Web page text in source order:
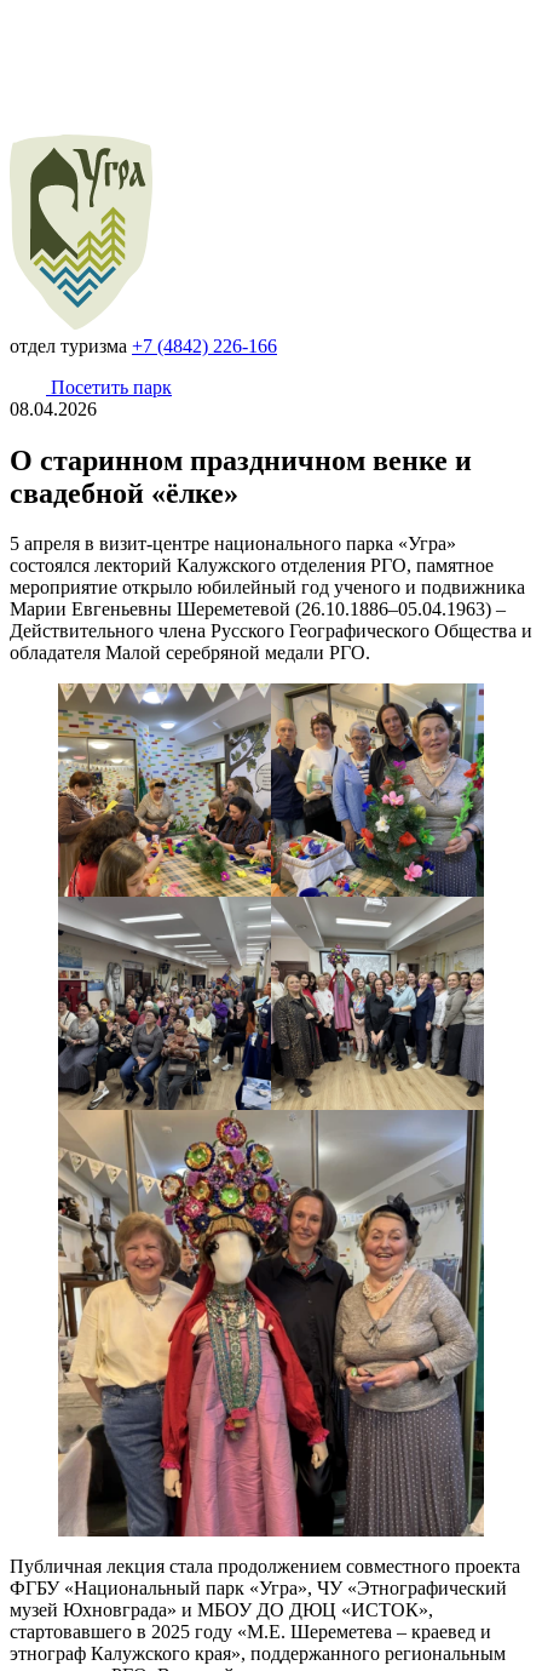
отдел туризма +7 (4842) 226-166
Посетить парк
08.04.2026
О старинном праздничном венке и
свадебной «ёлке»
5 апреля в визит-центре национального парка «Угра»
состоялся лекторий Калужского отделения РГО, памятное
мероприятие открыло юбилейный год ученого и подвижника
Марии Евгеньевны Шереметевой (26.10.1886–05.04.1963) –
Действительного члена Русского Географического Общества и
обладателя Малой серебряной медали РГО.
Публичная лекция стала продолжением совместного проекта
ФГБУ «Национальный парк «Угра», ЧУ «Этнографический
музей Юхновграда» и МБОУ ДО ДЮЦ «ИСТОК»,
стартовавшего в 2025 году «М.Е. Шереметева – краевед и
этнограф Калужского края», поддержанного региональным